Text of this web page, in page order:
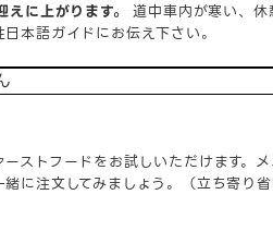
に上がります。 道中車内が寒い、休
本語ガイドにお伝え下さい。
ストフードをお試しいただけます。
に注文してみましょう。（立ち寄り